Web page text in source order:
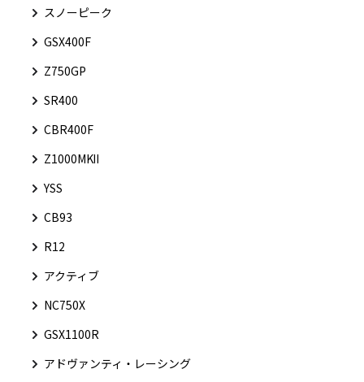
スノーピーク
GSX400F
Z750GP
SR400
CBR400F
Z1000MKⅡ
YSS
CB93
R12
アクティブ
NC750X
GSX1100R
アドヴァンティ・レーシング